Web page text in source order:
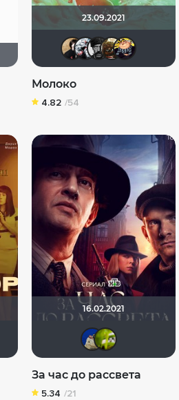
23.09.2021
NatellaVB
Молоко
4.82 /54
16.02.2021
За час до рассвета
5.34 /21